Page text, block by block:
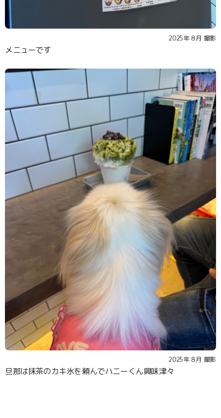
2025年８月 撮影
メニューです
2025年８月 撮影
旦那は抹茶のカキ氷を頼んでハニーくん興味津々